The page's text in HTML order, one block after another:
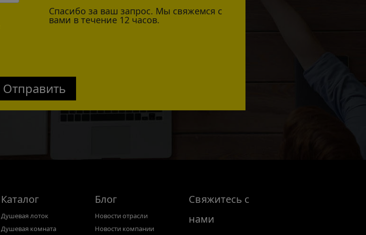
Спасибо за ваш запрос. Мы свяжемся с
вами в течение 12 часов.
Отправить
Каталог
Душевая лоток
Душевая комната
Блог
Новости отрасли
Новости компании
Свяжитесь с
нами